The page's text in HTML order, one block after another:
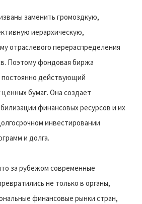
заменить громоздкую,
иерархическую,
отраслевого перераспределения
Поэтому фондовая биржа
постоянно действующий
бумаг. Она создает
финансовых ресурсов и их
инвестировании
и долга.
за рубежом современные
не только в органы,
финансовые рынки стран,